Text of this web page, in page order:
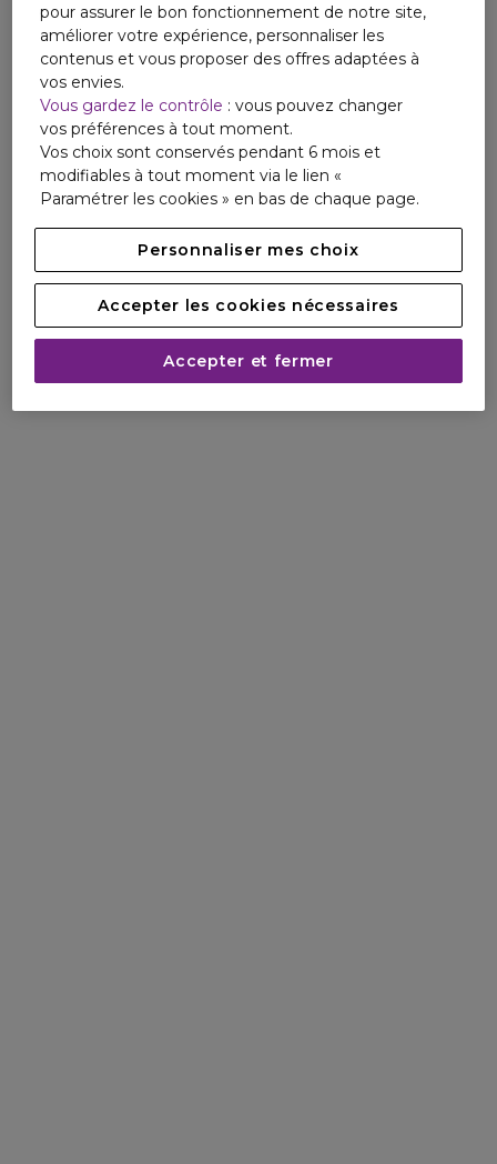
pour assurer le bon fonctionnement de notre site,
améliorer votre expérience, personnaliser les
contenus et vous proposer des offres adaptées à
vos envies.
Vous gardez le contrôle : vous pouvez changer
vos préférences à tout moment.
Vos choix sont conservés pendant 6 mois et
modifiables à tout moment via le lien «
Paramétrer les cookies » en bas de chaque page.
Personnaliser mes choix
Accepter les cookies nécessaires
Accepter et fermer